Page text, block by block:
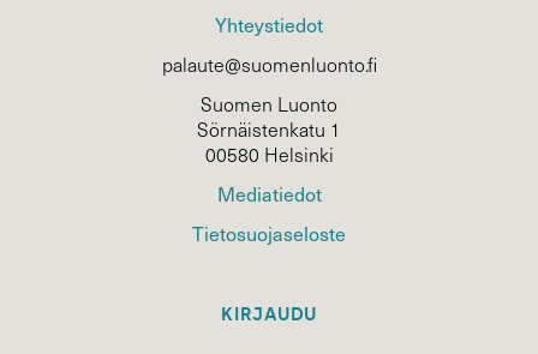
Yhteystiedot
palaute@suomenluonto.fi
Suomen Luonto
Sörnäistenkatu 1
00580 Helsinki
Mediatiedot
Tietosuojaseloste
KIRJAUDU